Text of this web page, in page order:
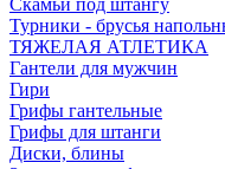
Скамьи под штангу
Турники - брусья
ТЯЖЕЛАЯ АТЛЕТИКА
Гантели для мужчин
Гири
Грифы гантельные
Грифы для штанги
Диски, блины